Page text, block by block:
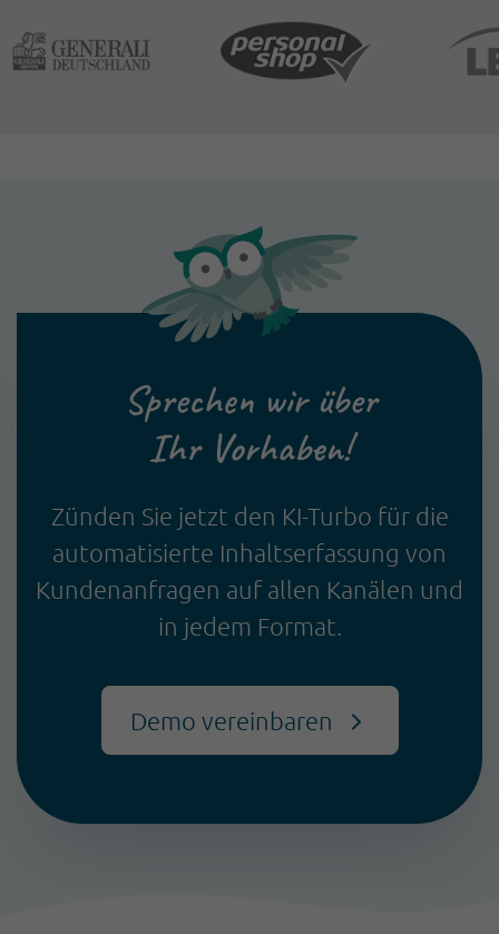
Sprechen wir über
Ihr Vorhaben!
Zünden Sie jetzt den KI-Turbo für die
automatisierte Inhaltserfassung von
Kundenanfragen auf allen Kanälen und
in jedem Format.
Demo vereinbaren